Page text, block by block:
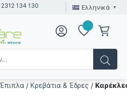
2312 134 130 Ελληνικά
Έπιπλα /Κρεβάτια & Έδρες /